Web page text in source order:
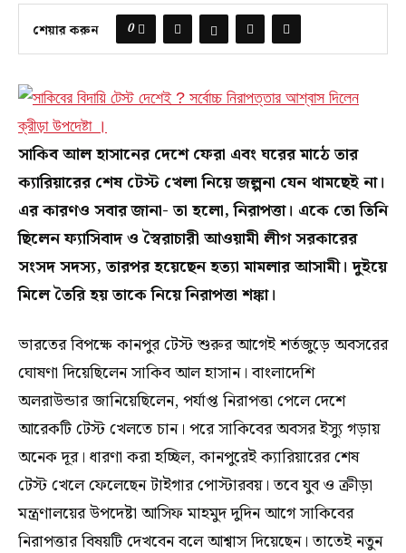
শেয়ার করুন 0
সাকিব আল হাসানের দেশে ফেরা এবং ঘরের মাঠে তার
ক্যারিয়ারের শেষ টেস্ট খেলা নিয়ে জল্পনা যেন থামছেই না।
এর কারণও সবার জানা- তা হলো, নিরাপত্তা। একে তো তিনি
ছিলেন ফ্যাসিবাদ ও স্বৈরাচারী আওয়ামী লীগ সরকারের
সংসদ সদস্য, তারপর হয়েছেন হত্যা মামলার আসামী। দুইয়ে
মিলে তৈরি হয় তাকে নিয়ে নিরাপত্তা শঙ্কা।
ভারতের বিপক্ষে কানপুর টেস্ট শুরুর আগেই শর্তজুড়ে অবসরের
ঘোষণা দিয়েছিলেন সাকিব আল হাসান। বাংলাদেশি
অলরাউন্ডার জানিয়েছিলেন, পর্যাপ্ত নিরাপত্তা পেলে দেশে
আরেকটি টেস্ট খেলতে চান। পরে সাকিবের অবসর ইস্যু গড়ায়
অনেক দূর। ধারণা করা হচ্ছিল, কানপুরেই ক্যারিয়ারের শেষ
টেস্ট খেলে ফেলেছেন টাইগার পোস্টারবয়। তবে যুব ও ক্রীড়া
মন্ত্রণালয়ের উপদেষ্টা আসিফ মাহমুদ দুদিন আগে সাকিবের
নিরাপত্তার বিষয়টি দেখবেন বলে আশ্বাস দিয়েছেন। তাতেই নতুন